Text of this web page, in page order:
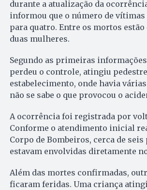
durante a atualização da
informou que o número de vítimas
para quatro. Entre os mortos
duas mulheres.
Segundo as primeiras
perdeu o controle, atingiu
estabelecimento, onde havia
não se sabe o que provocou o
A ocorrência foi registrada por
Conforme o atendimento inicial
Corpo de Bombeiros, cerca de seis
estavam envolvidas diretamente
Além das mortes confirmadas,
ficaram feridas. Uma criança